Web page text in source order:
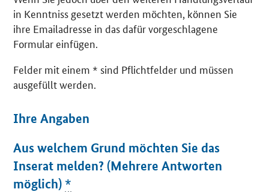
in Kenntniss gesetzt werden möchten, können Sie
ihre Emailadresse in das dafür vorgeschlagene
Formular einfügen.
Felder mit einem * sind Pflichtfelder und müssen
ausgefüllt werden.
Ihre Angaben
Aus welchem Grund möchten Sie das
Inserat melden? (Mehrere Antworten
möglich) *